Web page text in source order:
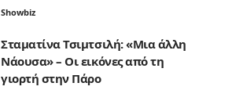
Showbiz
Σταματίνα Τσιμτσιλή: «Μια άλλη
Νάουσα» – Οι εικόνες από τη
γιορτή στην Πάρο